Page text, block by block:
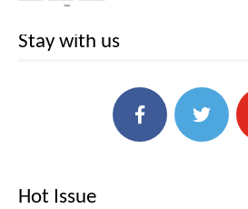
Stay with us
Hot Issue